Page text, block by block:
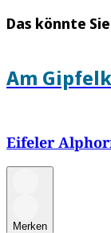
Das könnte
Am
Eifeler
Merken